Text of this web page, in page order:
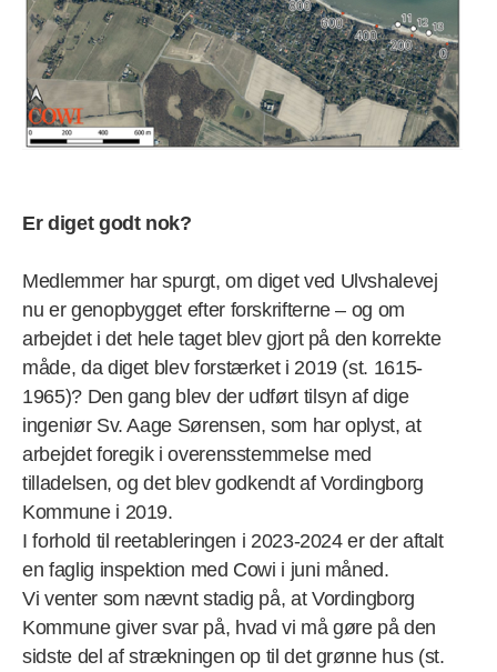
Er diget godt nok?
Medlemmer har spurgt, om diget ved Ulvshalevej
nu er genopbygget efter forskrifterne – og om
arbejdet i det hele taget blev gjort på den korrekte
måde, da diget blev forstærket i 2019 (st. 1615-
1965)? Den gang blev der udført tilsyn af dige
ingeniør Sv. Aage Sørensen, som har oplyst, at
arbejdet foregik i overensstemmelse med
tilladelsen, og det blev godkendt af Vordingborg
Kommune i 2019.
I forhold til reetableringen i 2023-2024 er der aftalt
en faglig inspektion med Cowi i juni måned.
Vi venter som nævnt stadig på, at Vordingborg
Kommune giver svar på, hvad vi må gøre på den
sidste del af strækningen op til det grønne hus (st.